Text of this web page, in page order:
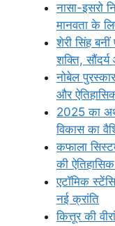
नासा-इसरो
मानवता के
शेरी सिंह
शक्ति,
नोबेल
और
2025 का
विकास का
कफाला
की
एटॉमिक
नई क्रांति
कित्तूर की